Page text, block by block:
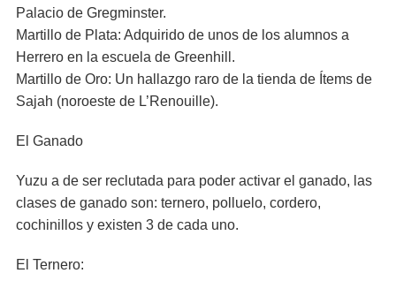
Palacio de Gregminster.
Martillo de Plata: Adquirido de unos de los alumnos a
Herrero en la escuela de Greenhill.
Martillo de Oro: Un hallazgo raro de la tienda de Ítems de
Sajah (noroeste de L’Renouille).
El Ganado
Yuzu a de ser reclutada para poder activar el ganado, las
clases de ganado son: ternero, polluelo, cordero,
cochinillos y existen 3 de cada uno.
El Ternero: